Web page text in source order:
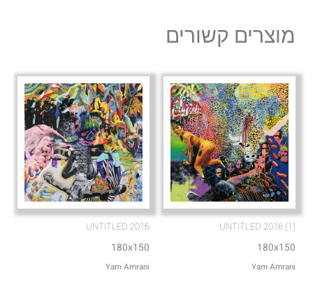
a
p
e
מוצרים קשורים
180x150
Yam Amrani
UNTITLED 2016
180x150
Yam Amrani